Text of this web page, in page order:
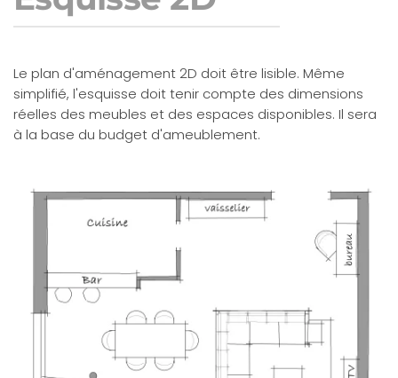
Le plan d'aménagement 2D doit être lisible. Même
simplifié, l'esquisse doit tenir compte des dimensions
réelles des meubles et des espaces disponibles. Il sera
à la base du budget d'ameublement.